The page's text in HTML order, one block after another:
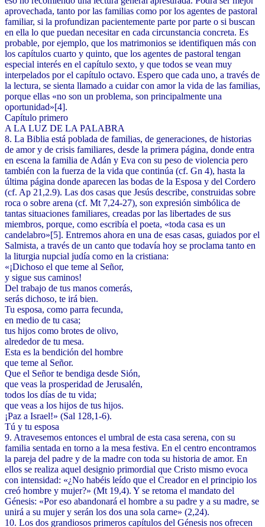
aprovechada, tanto por las familias como por los agentes de pastoral
familiar, si la profundizan pacientemente parte por parte o si buscan
en ella lo que puedan necesitar en cada circunstancia concreta. Es
probable, por ejemplo, que los matrimonios se identifiquen más con
los capítulos cuarto y quinto, que los agentes de pastoral tengan
especial interés en el capítulo sexto, y que todos se vean muy
interpelados por el capítulo octavo. Espero que cada uno, a través de
la lectura, se sienta llamado a cuidar con amor la vida de las familias,
porque ellas «no son un problema, son principalmente una
oportunidad»[4].
Capítulo primero
A LA LUZ DE LA PALABRA
8. La Biblia está poblada de familias, de generaciones, de historias
de amor y de crisis familiares, desde la primera página, donde entra
en escena la familia de Adán y Eva con su peso de violencia pero
también con la fuerza de la vida que continúa (cf. Gn 4), hasta la
última página donde aparecen las bodas de la Esposa y del Cordero
(cf. Ap 21,2.9). Las dos casas que Jesús describe, construidas sobre
roca o sobre arena (cf. Mt 7,24-27), son expresión simbólica de
tantas situaciones familiares, creadas por las libertades de sus
miembros, porque, como escribía el poeta, «toda casa es un
candelabro»[5]. Entremos ahora en una de esas casas, guiados por el
Salmista, a través de un canto que todavía hoy se proclama tanto en
la liturgia nupcial judía como en la cristiana:
«¡Dichoso el que teme al Señor,
y sigue sus caminos!
Del trabajo de tus manos comerás,
serás dichoso, te irá bien.
Tu esposa, como parra fecunda,
en medio de tu casa;
tus hijos como brotes de olivo,
alrededor de tu mesa.
Esta es la bendición del hombre
que teme al Señor.
Que el Señor te bendiga desde Sión,
que veas la prosperidad de Jerusalén,
todos los días de tu vida;
que veas a los hijos de tus hijos.
¡Paz a Israel!» (Sal 128,1-6).
Tú y tu esposa
9. Atravesemos entonces el umbral de esta casa serena, con su
familia sentada en torno a la mesa festiva. En el centro encontramos
la pareja del padre y de la madre con toda su historia de amor. En
ellos se realiza aquel designio primordial que Cristo mismo evoca
con intensidad: «¿No habéis leído que el Creador en el principio los
creó hombre y mujer?» (Mt 19,4). Y se retoma el mandato del
Génesis: «Por eso abandonará el hombre a su padre y a su madre, se
unirá a su mujer y serán los dos una sola carne» (2,24).
10. Los dos grandiosos primeros capítulos del Génesis nos ofrecen